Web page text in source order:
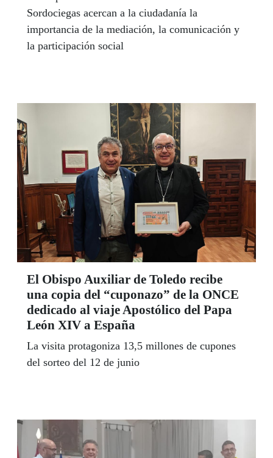
Sordociegas acercan a la ciudadanía la
importancia de la mediación, la comunicación y
la participación social
El Obispo Auxiliar de Toledo recibe
una copia del “cuponazo” de la ONCE
dedicado al viaje Apostólico del Papa
León XIV a España
La visita protagoniza 13,5 millones de cupones
del sorteo del 12 de junio